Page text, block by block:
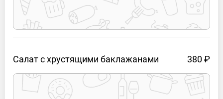
Салат с хрустящими баклажанами 380 ₽